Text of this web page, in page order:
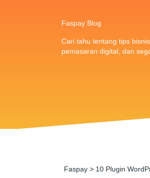
Faspay Blog
Cari tahu tentang tips
pemasaran digital, dan
Faspay > 10 Plugin